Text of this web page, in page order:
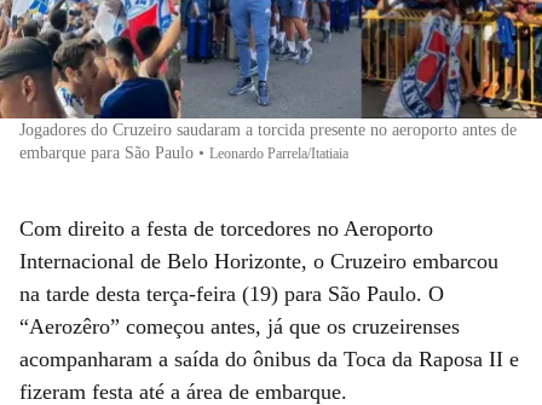
Jogadores do Cruzeiro saudaram a torcida presente no aeroporto antes de
embarque para São Paulo • Leonardo Parrela/Itatiaia
Com direito a festa de torcedores no Aeroporto
Internacional de Belo Horizonte, o Cruzeiro embarcou
na tarde desta terça-feira (19) para São Paulo. O
“Aerozêro” começou antes, já que os cruzeirenses
acompanharam a saída do ônibus da Toca da Raposa II e
fizeram festa até a área de embarque.